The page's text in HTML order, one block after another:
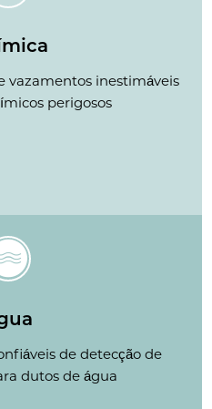
vazamentos inestimáveis
perigosos
de detecção de
dutos de água